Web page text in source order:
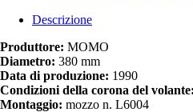
Descrizione
Produttore: MOMO
Diametro: 380 mm
Data di produzione: 1990
Condizioni della corona del volante:
Montaggio: mozzo n. L6004